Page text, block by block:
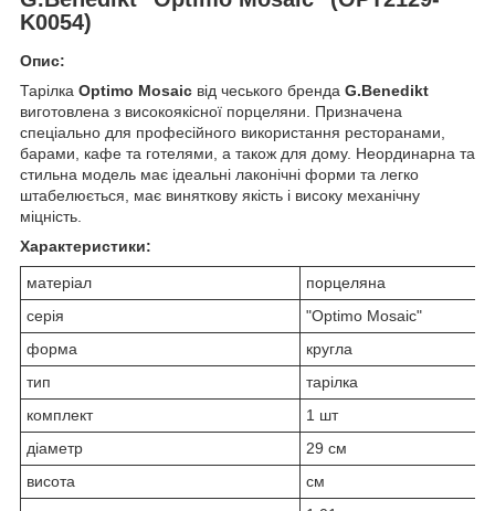
K0054)
Опис:
Тарілка Optimo Mosaic від чеського бренда G.Benedikt
виготовлена з високоякісної порцеляни. Призначена
спеціально для професійного використання ресторанами,
барами, кафе та готелями, а також для дому. Неординарна та
стильна модель має ідеальні лаконічні форми та легко
штабелюється, має виняткову якість і високу механічну
міцність.
Характеристики:
матеріал
порцеляна
серія
"Optimo Mosaic"
форма
кругла
тип
тарілка
комплект
1 шт
діаметр
29 см
висота
см